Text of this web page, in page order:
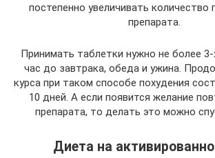
постепенно увеличивать количество
препарата.
Принимать таблетки нужно не более 3-
час до завтрака, обеда и ужина.
курса при таком способе похудения
10 дней. А если появится желание
препарата, то делать это можно
Диета на